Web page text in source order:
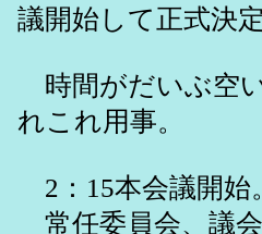
議開始して正式決
時間がだいぶ空
れこれ用事。
2：15本会議開始
常任委員会、議